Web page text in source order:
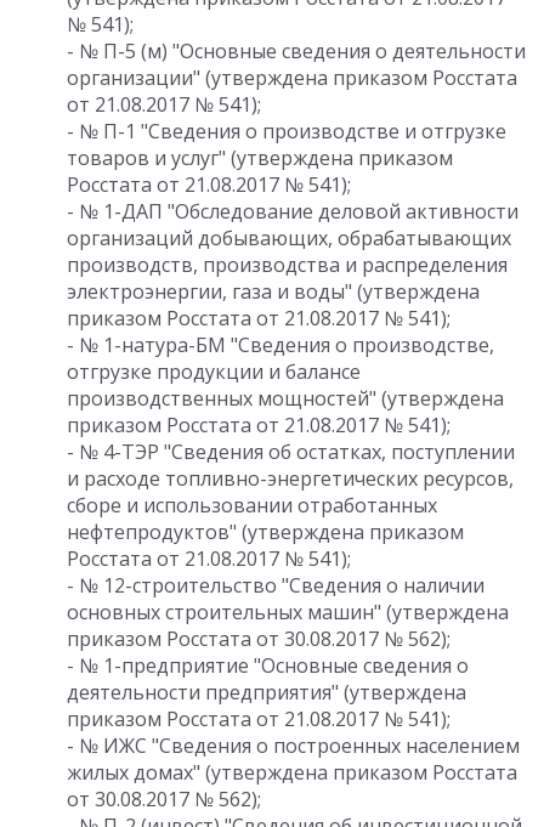
№ 541);
- № П-5 (м) "Основные сведения о деятельности
организации" (утверждена приказом Росстата
от 21.08.2017 № 541);
- № П-1 "Сведения о производстве и отгрузке
товаров и услуг" (утверждена приказом
Росстата от 21.08.2017 № 541);
- № 1-ДАП "Обследование деловой активности
организаций добывающих, обрабатывающих
производств, производства и распределения
электроэнергии, газа и воды" (утверждена
приказом Росстата от 21.08.2017 № 541);
- № 1-натура-БМ "Сведения о производстве,
отгрузке продукции и балансе
производственных мощностей" (утверждена
приказом Росстата от 21.08.2017 № 541);
- № 4-ТЭР "Сведения об остатках, поступлении
и расходе топливно-энергетических ресурсов,
сборе и использовании отработанных
нефтепродуктов" (утверждена приказом
Росстата от 21.08.2017 № 541);
- № 12-строительство "Сведения о наличии
основных строительных машин" (утверждена
приказом Росстата от 30.08.2017 № 562);
- № 1-предприятие "Основные сведения о
деятельности предприятия" (утверждена
приказом Росстата от 21.08.2017 № 541);
- № ИЖС "Сведения о построенных населением
жилых домах" (утверждена приказом Росстата
от 30.08.2017 № 562);